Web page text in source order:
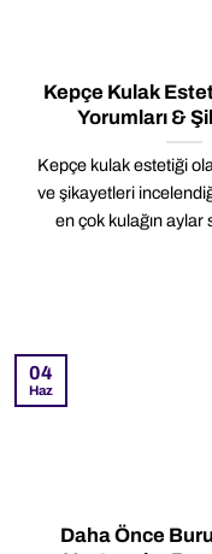
Kepçe Kulak
Yorumları &
Kepçe kulak estetiği
ve şikayetleri
en çok kulağın aylar
Daha Önce
04
Haz